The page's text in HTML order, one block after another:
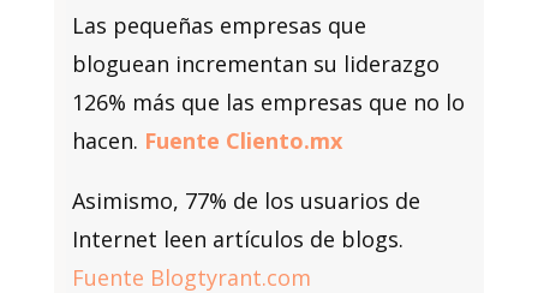
Las pequeñas empresas que
bloguean incrementan su liderazgo
126% más que las empresas que no lo
hacen. Fuente Cliento.mx
Asimismo, 77% de los usuarios de
Internet leen artículos de blogs.
Fuente Blogtyrant.com